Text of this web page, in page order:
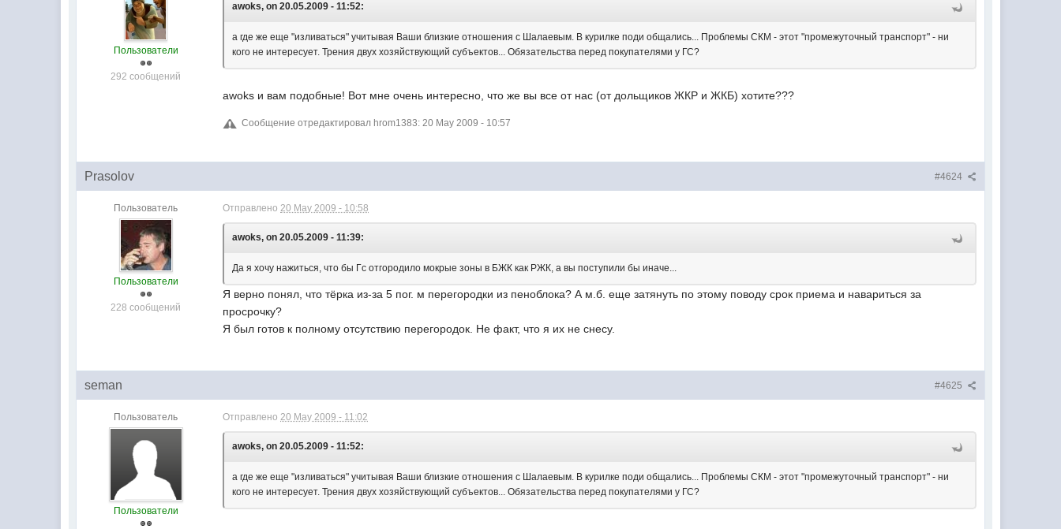
Пользователи
292 сообщений
awoks, on 20.05.2009 - 11:52:
а где же еще "изливаться" учитывая Ваши близкие отношения с Шалаевым. В курилке поди общались... Проблемы СКМ - этот "промежуточный транспорт" - ни
кого не интересует. Трения двух хозяйствующий субъектов... Обязательства перед покупателями у ГС?
awoks и вам подобные! Вот мне очень интересно, что же вы все от нас (от дольщиков ЖКР и ЖКБ) хотите???
Сообщение отредактировал hrom1383: 20 May 2009 - 10:57
#4624
Prasolov
Пользователь
Пользователи
228 сообщений
Отправлено20 May 2009 - 10:58
awoks, on 20.05.2009 - 11:39:
Да я хочу нажиться, что бы Гс отгородило мокрые зоны в БЖК как РЖК, а вы поступили бы иначе...
Я верно понял, что тёрка из-за 5 пог. м перегородки из пеноблока? А м.б. еще затянуть по этому поводу срок приема и навариться за
просрочку?
Я был готов к полному отсутствию перегородок. Не факт, что я их не снесу.
#4625
seman
Пользователь
Пользователи
Отправлено20 May 2009 - 11:02
awoks, on 20.05.2009 - 11:52:
а где же еще "изливаться" учитывая Ваши близкие отношения с Шалаевым. В курилке поди общались... Проблемы СКМ - этот "промежуточный транспорт" - ни
кого не интересует. Трения двух хозяйствующий субъектов... Обязательства перед покупателями у ГС?